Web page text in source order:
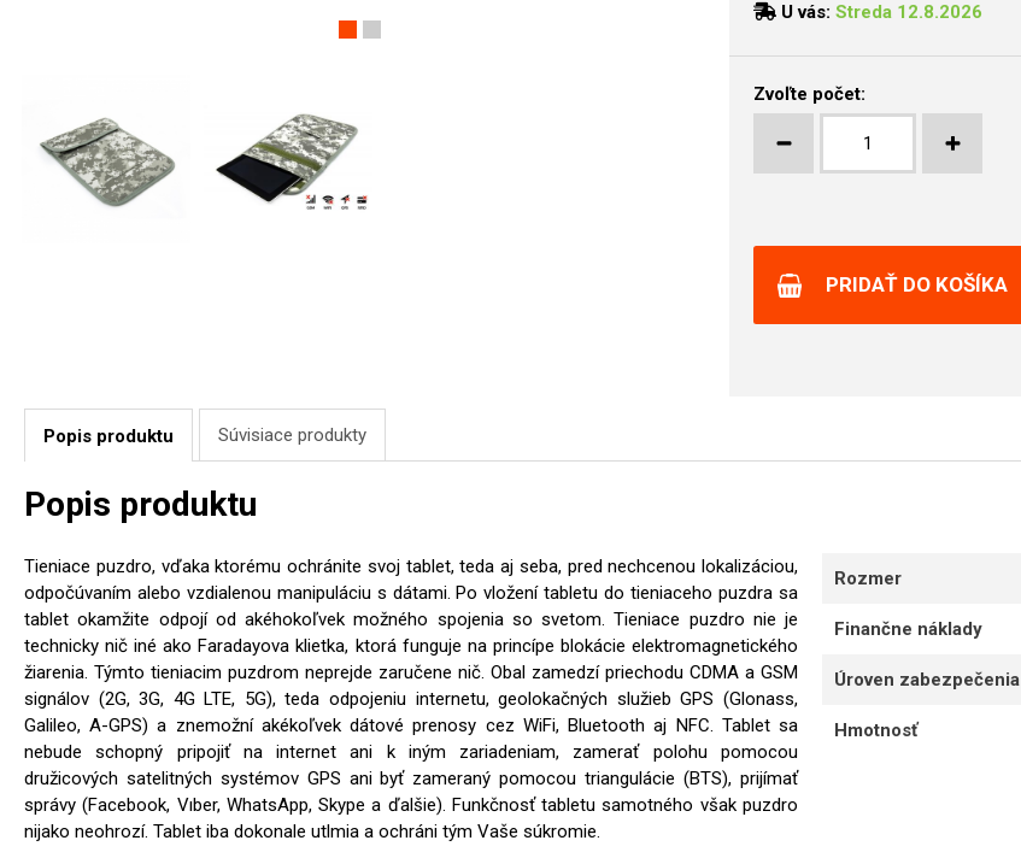
U vás:Streda 12.8.2026
Zvoľte počet:
PRIDAŤ DO KOŠÍKA
Popis produktu Súvisiace produkty
Popis produktu
Tieniace puzdro, vďaka ktorému ochránite svoj tablet, teda aj seba, pred nechcenou lokalizáciou,
odpočúvaním alebo vzdialenou manipuláciu s dátami. Po vložení tabletu do tieniaceho puzdra sa
tablet okamžite odpojí od akéhokoľvek možného spojenia so svetom. Tieniace puzdro nie je
technicky nič iné ako Faradayova klietka, ktorá funguje na princípe blokácie elektromagnetického
žiarenia. Týmto tieniacim puzdrom neprejde zaručene nič. Obal zamedzí priechodu CDMA a GSM
signálov (2G, 3G, 4G LTE, 5G), teda odpojeniu internetu, geolokačných služieb GPS (Glonass,
Galileo, A-GPS) a znemožní akékoľvek dátové prenosy cez WiFi, Bluetooth aj NFC. Tablet sa
nebude schopný pripojiť na internet ani k iným zariadeniam, zamerať polohu pomocou
družicových satelitných systémov GPS ani byť zameraný pomocou triangulácie (BTS), prijímať
správy (Facebook, Vıber, WhatsApp, Skype a ďalšie). Funkčnosť tabletu samotného však puzdro
nijako neohrozí. Tablet iba dokonale utlmia a ochráni tým Vaše súkromie.
Rozmer
Finančne náklady
Úroven zabezpečenia
Hmotnosť